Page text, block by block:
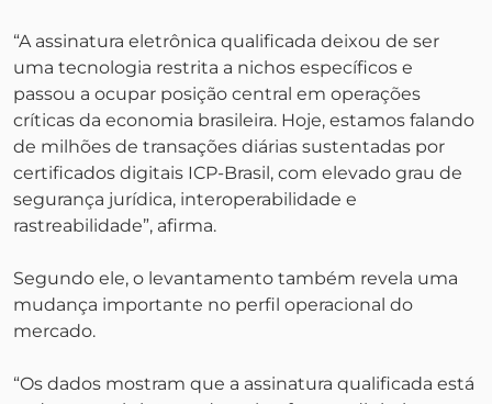
“A assinatura eletrônica qualificada deixou de ser
uma tecnologia restrita a nichos específicos e
passou a ocupar posição central em operações
críticas da economia brasileira. Hoje, estamos falando
de milhões de transações diárias sustentadas por
certificados digitais ICP-Brasil, com elevado grau de
segurança jurídica, interoperabilidade e
rastreabilidade”, afirma.
Segundo ele, o levantamento também revela uma
mudança importante no perfil operacional do
mercado.
“Os dados mostram que a assinatura qualificada está